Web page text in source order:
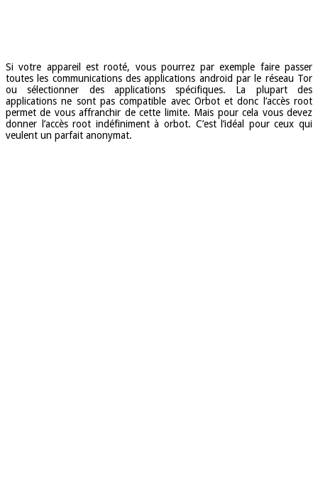
Si votre appareil est rooté, vous pourrez par exemple faire passer
toutes les communications des applications android par le réseau Tor
ou sélectionner des applications spécifiques. La plupart des
applications ne sont pas compatible avec Orbot et donc l’accès root
permet de vous affranchir de cette limite. Mais pour cela vous devez
donner l’accès root indéfiniment à orbot. C’est l’idéal pour ceux qui
veulent un parfait anonymat.